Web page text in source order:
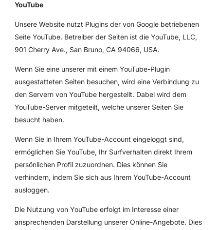
YouTube
Unsere Website nutzt Plugins der von Google betriebenen
Seite YouTube. Betreiber der Seiten ist die YouTube, LLC,
901 Cherry Ave., San Bruno, CA 94066, USA.
Wenn Sie eine unserer mit einem YouTube-Plugin
ausgestatteten Seiten besuchen, wird eine Verbindung zu
den Servern von YouTube hergestellt. Dabei wird dem
YouTube-Server mitgeteilt, welche unserer Seiten Sie
besucht haben.
Wenn Sie in Ihrem YouTube-Account eingeloggt sind,
ermöglichen Sie YouTube, Ihr Surfverhalten direkt Ihrem
persönlichen Profil zuzuordnen. Dies können Sie
verhindern, indem Sie sich aus Ihrem YouTube-Account
ausloggen.
Die Nutzung von YouTube erfolgt im Interesse einer
ansprechenden Darstellung unserer Online-Angebote. Dies